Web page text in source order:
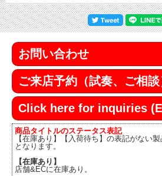
お問い合わせ
ご来店予約（試奏、ご相談
Click here for inquiries
商品タイトルのステータス表記
【在庫あり】【入荷待ち】の表記がない
となります。
【在庫あり】
店舗&ECに在庫あり。